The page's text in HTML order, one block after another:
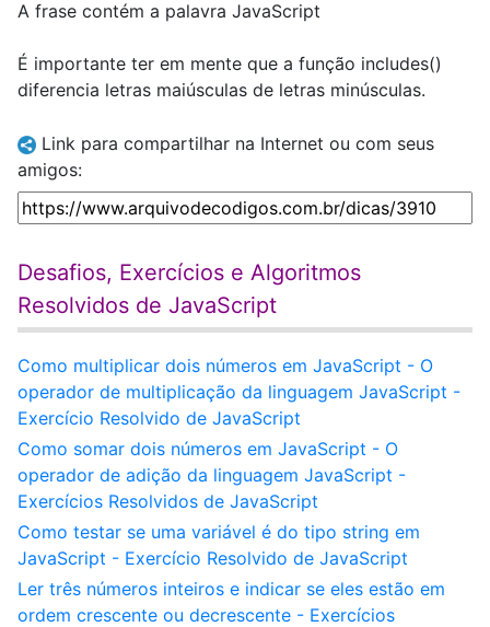
A frase contém a palavra JavaScript
É importante ter em mente que a função includes()
diferencia letras maiúsculas de letras minúsculas.
Link para compartilhar na Internet ou com seus
amigos:
Desafios, Exercícios e Algoritmos
Resolvidos de JavaScript
Como multiplicar dois números em JavaScript - O
operador de multiplicação da linguagem JavaScript -
Exercício Resolvido de JavaScript
Como somar dois números em JavaScript - O
operador de adição da linguagem JavaScript -
Exercícios Resolvidos de JavaScript
Como testar se uma variável é do tipo string em
JavaScript - Exercício Resolvido de JavaScript
Ler três números inteiros e indicar se eles estão em
ordem crescente ou decrescente - Exercícios